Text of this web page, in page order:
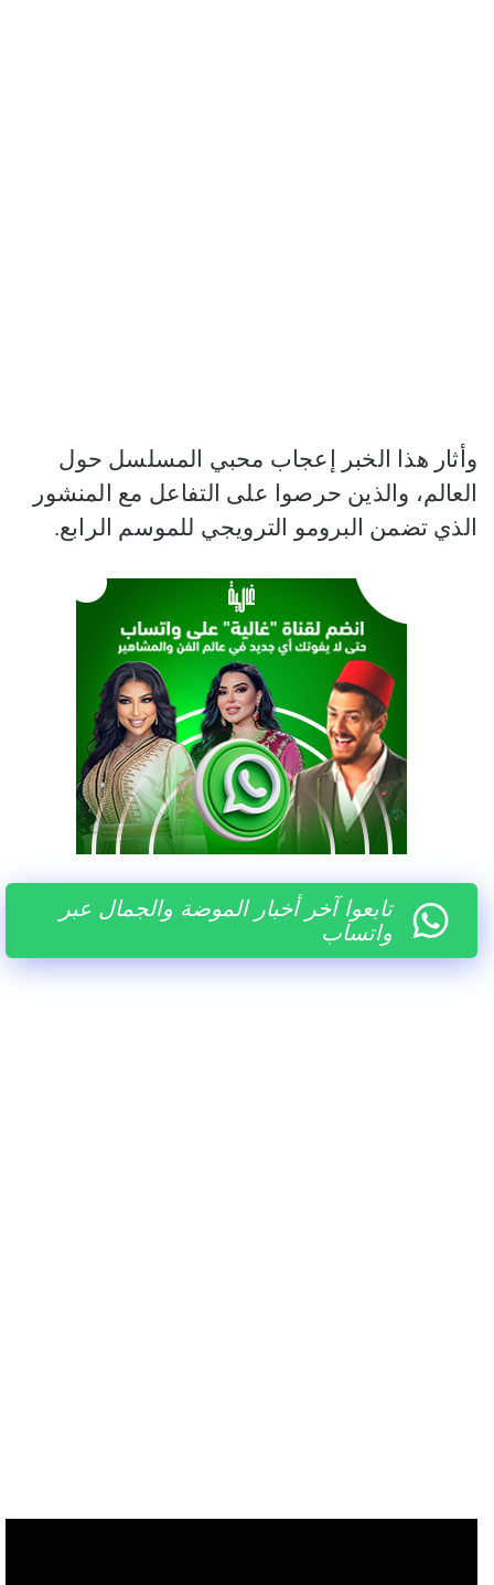
وأثار هذا الخبر إعجاب محبي المسلسل حول
العالم، والذين حرصوا على التفاعل مع المنشور
الذي تضمن البرومو الترويجي للموسم الرابع.
تابعوا آخر أخبار الموضة والجمال عبر
واتساب